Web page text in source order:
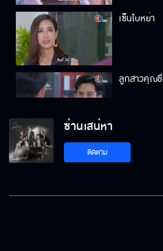
เซ็นใบหย่า
ลูกสาวคุณชื่
ซ่านเสน่หา
ซ่านเสน่หา
ติดตาม